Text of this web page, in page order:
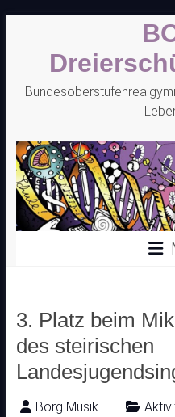
springen
3. Platz beim
des steirischen
Borg Musik